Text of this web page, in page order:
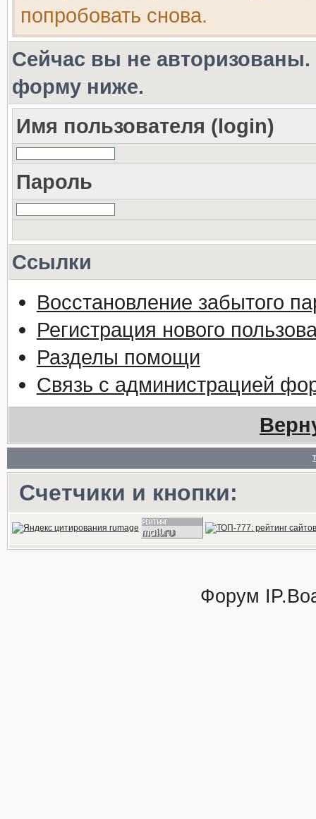
попробовать снова.
Сейчас вы не авторизованы.
форму ниже.
Имя пользователя (login)
Пароль
Ссылки
Восстановление забытого
Регистрация нового
Разделы помощи
Связь с администрацией
Счетчики и кнопки:
Форум